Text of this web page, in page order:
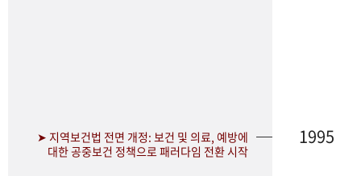
➤ 지역보건법 전면 개정: 보건 및 의료, 예방에
대한 공중보건 정책으로 패러다임 전환 시작
1995